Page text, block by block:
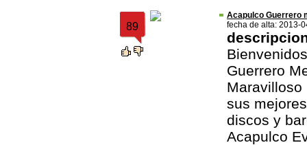
89
Acapulco Guerrero
fecha de alta: 2013-
Guerrero
Maravilloso
sus
discos y
Acapulco